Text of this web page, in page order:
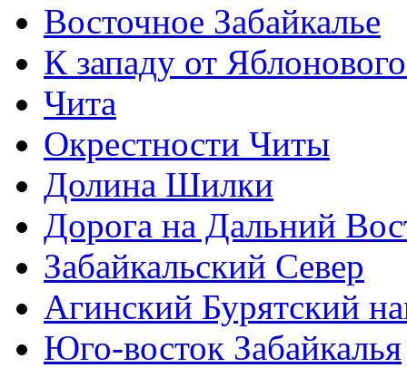
Восточное Забайкалье
К западу от
Чита
Окрестности Читы
Долина Шилки
Дорога на Дальний
Забайкальский Север
Агинский Бурятский
Юго-восток Забайкалья